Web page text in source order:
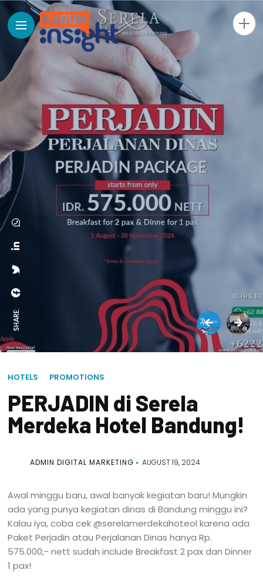
SHARE:
HOTELS PROMOTIONS
PERJADIN di Serela
Merdeka Hotel Bandung!
ADMIN DIGITAL MARKETING AUGUST 19, 2024
Awal minggu baru, awal banyak kegiatan baru! Mungkin
ada yang punya kegiatan dinas di Bandung minggu ini?
Kalau iya, coba cek @serelamerdekahoteol karena ada
Paket Perjadin atau Perjalanan Dinas hanya Rp.
575.000,- nett sudah include Breakfast 2 pax dan Dinner
1 pax!